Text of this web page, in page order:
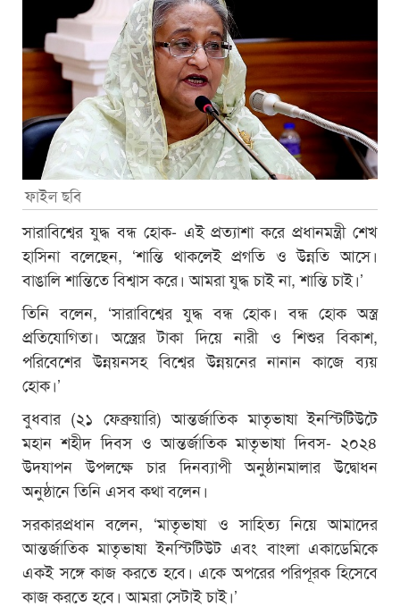
ফাইল ছবি
সারাবিশ্বের যুদ্ধ বন্ধ হোক- এই প্রত্যাশা করে প্রধানমন্ত্রী শেখ
হাসিনা বলেছেন, ‘শান্তি থাকলেই প্রগতি ও উন্নতি আসে।
বাঙালি শান্তিতে বিশ্বাস করে। আমরা যুদ্ধ চাই না, শান্তি চাই।’
তিনি বলেন, ‘সারাবিশ্বের যুদ্ধ বন্ধ হোক। বন্ধ হোক অস্ত্র
প্রতিযোগিতা। অস্ত্রের টাকা দিয়ে নারী ও শিশুর বিকাশ,
পরিবেশের উন্নয়নসহ বিশ্বের উন্নয়নের নানান কাজে ব্যয়
হোক।’
বুধবার (২১ ফেব্রুয়ারি) আন্তর্জাতিক মাতৃভাষা ইনস্টিটিউটে
মহান শহীদ দিবস ও আন্তর্জাতিক মাতৃভাষা দিবস- ২০২৪
উদযাপন উপলক্ষে চার দিনব্যাপী অনুষ্ঠানমালার উদ্বোধন
অনুষ্ঠানে তিনি এসব কথা বলেন।
সরকারপ্রধান বলেন, ‘মাতৃভাষা ও সাহিত্য নিয়ে আমাদের
আন্তর্জাতিক মাতৃভাষা ইনস্টিটিউট এবং বাংলা একাডেমিকে
একই সঙ্গে কাজ করতে হবে। একে অপরের পরিপূরক হিসেবে
কাজ করতে হবে। আমরা সেটাই চাই।’